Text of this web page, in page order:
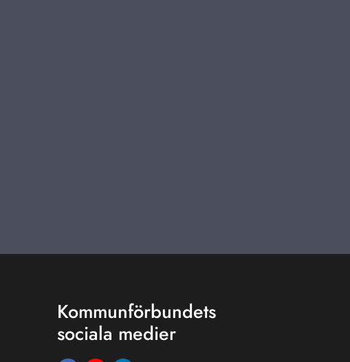
Kommunförbundets
sociala medier